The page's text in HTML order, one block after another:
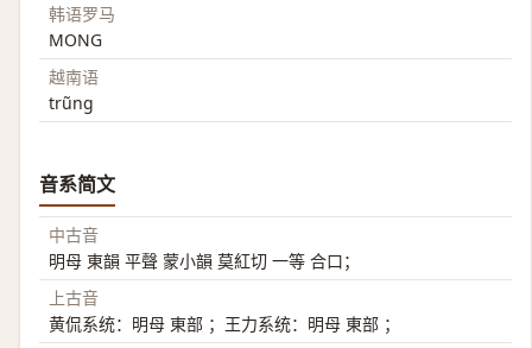
韩语罗马
MONG
越南语
trũng
音系简文
中古音
明母 東韻 平聲 蒙小韻 莫紅切 一等 合口；
上古音
黄侃系统：明母 東部 ；王力系统：明母 東部 ；